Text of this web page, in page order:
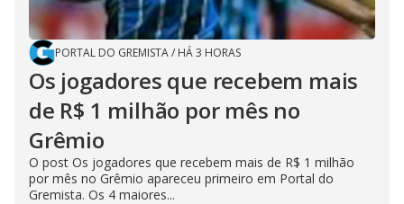
PORTAL DO GREMISTA/ HÁ 3 HORAS
Os jogadores que recebem mais
de R$ 1 milhão por mês no
Grêmio
O post Os jogadores que recebem mais de R$ 1 milhão
por mês no Grêmio apareceu primeiro em Portal do
Gremista. Os 4 maiores...